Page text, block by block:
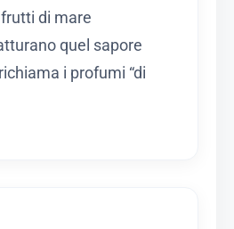
di mare
quel sapore
i profumi “di